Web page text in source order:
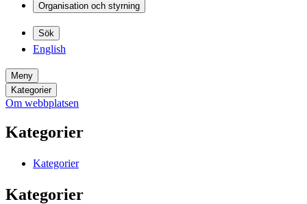
Organisation och styrning
Sök
English
Meny
Kategorier
Om webbplatsen
Kategorier
Kategorier
Kategorier